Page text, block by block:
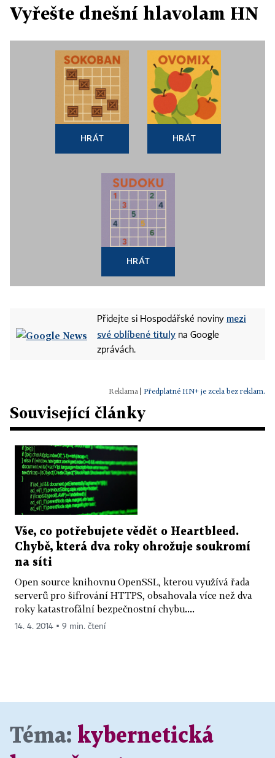
Vyřešte dnešní hlavolam HN
HRÁT HRÁT
HRÁT
Přidejte si Hospodářské noviny mezi
své oblíbené tituly na Google
zprávách.
Předplatné HN+ je zcela bez reklam.
Související články
Vše, co potřebujete vědět o Heartbleed.
Chybě, která dva roky ohrožuje soukromí
na síti
Open source knihovnu OpenSSL, kterou využívá řada
serverů pro šifrování HTTPS, obsahovala více než dva
roky katastrofální bezpečnostní chybu....
14. 4. 2014 ▪ 9 min. čtení
Téma: kybernetická